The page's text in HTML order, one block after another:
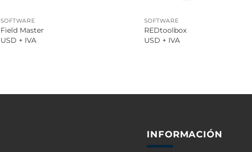
SOFTWARE
Field Master
USD + IVA
SOFTWARE
REDtoolbox
USD + IVA
INFORMACIÓN